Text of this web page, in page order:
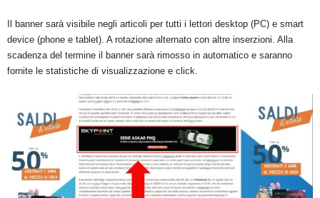
Il banner sarà visibile negli articoli per tutti i lettori desktop (PC) e smart
device (phone e tablet). A rotazione alternato con altre inserzioni. Alla
scadenza del termine il banner sarà rimosso in automatico e saranno
fornite le statistiche di visualizzazione e click.